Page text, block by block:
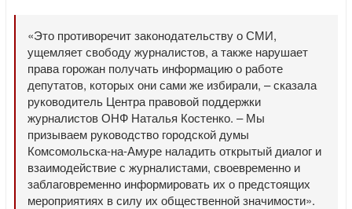
«Это противоречит законодательству о СМИ,
ущемляет свободу журналистов, а также нарушает
права горожан получать информацию о работе
депутатов, которых они сами же избирали, – сказала
руководитель Центра правовой поддержки
журналистов ОНФ Наталья Костенко. – Мы
призываем руководство городской думы
Комсомольска-на-Амуре наладить открытый диалог и
взаимодействие с журналистами, своевременно и
заблаговременно информировать их о предстоящих
мероприятиях в силу их общественной значимости».